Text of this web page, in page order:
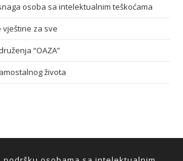
osoba sa intelektualnim teškoćama
vještine za sve
“OAZA”
života